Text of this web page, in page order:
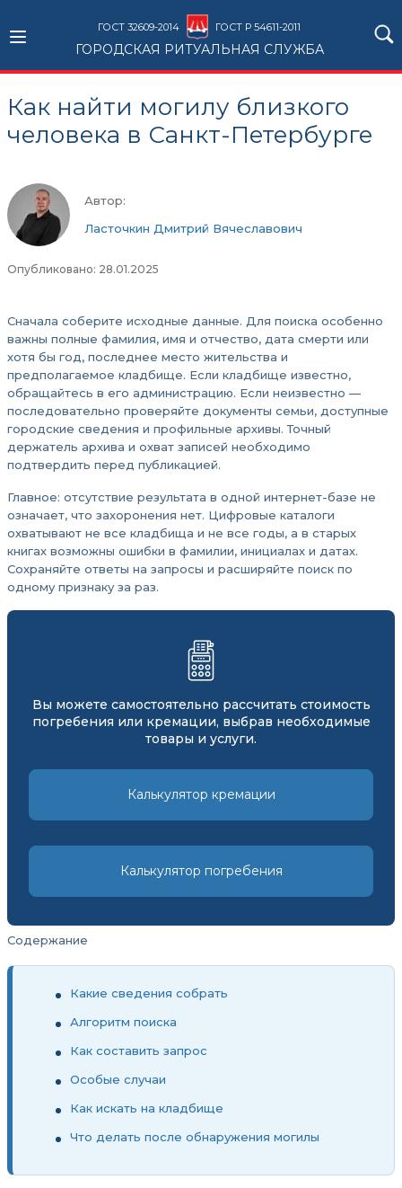
ГОСТ 32609-2014 ГОСТ Р 54611-2011
ГОРОДСКАЯ РИТУАЛЬНАЯ СЛУЖБА
Как найти могилу близкого
человека в Санкт-Петербурге
Автор:
Ласточкин Дмитрий Вячеславович
Опубликовано: 28.01.2025
Сначала соберите исходные данные. Для поиска особенно
важны полные фамилия, имя и отчество, дата смерти или
хотя бы год, последнее место жительства и
предполагаемое кладбище. Если кладбище известно,
обращайтесь в его администрацию. Если неизвестно —
последовательно проверяйте документы семьи, доступные
городские сведения и профильные архивы. Точный
держатель архива и охват записей необходимо
подтвердить перед публикацией.
Главное: отсутствие результата в одной интернет-базе не
означает, что захоронения нет. Цифровые каталоги
охватывают не все кладбища и не все годы, а в старых
книгах возможны ошибки в фамилии, инициалах и датах.
Сохраняйте ответы на запросы и расширяйте поиск по
одному признаку за раз.
Вы можете самостоятельно рассчитать стоимость
погребения или кремации, выбрав необходимые
товары и услуги.
Калькулятор кремации
Калькулятор погребения
Содержание
Какие сведения собрать
Алгоритм поиска
Как составить запрос
Особые случаи
Как искать на кладбище
Что делать после обнаружения могилы